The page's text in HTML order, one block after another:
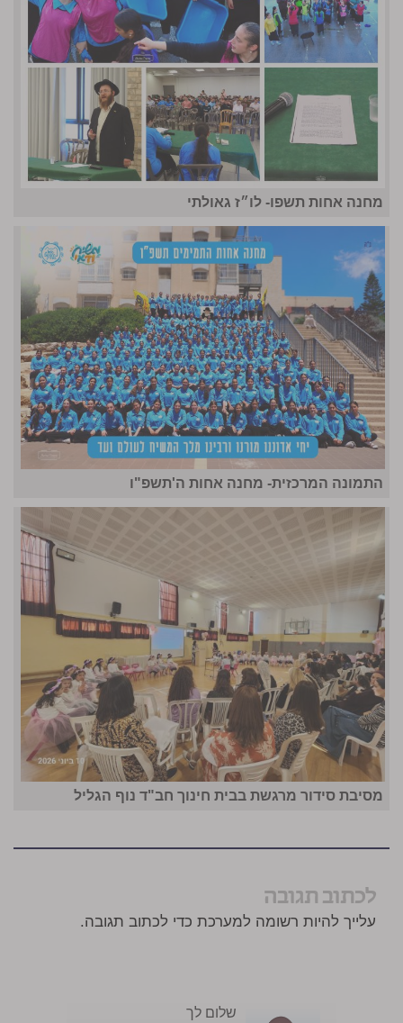
מחנה אחות תשפו- לו״ז גאולתי
התמונה המרכזית- מחנה אחות ה'תשפ"ו
מסיבת סידור מרגשת בבית חינוך חב"ד נוף הגליל
לכתוב תגובה
עלייך להיות רשומה למערכת כדי לכתוב תגובה.
שלום לך